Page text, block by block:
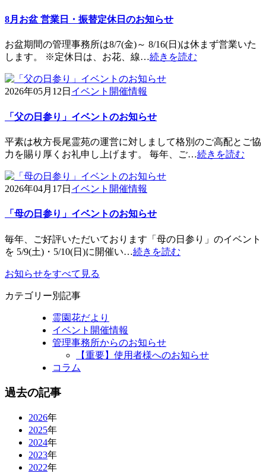
8月お盆 営業日・振替定休日のお知らせ
お盆期間の管理事務所は8/7(金)～ 8/16(日)は休まず営業いた
します。 ※定休日は、お花、線…続きを読む
2026年05月12日 イベント開催情報
「父の日参り」イベントのお知らせ
平素は枚方長尾霊苑の運営に対しまして格別のご高配とご協
力を賜り厚くお礼申し上げます。 毎年、ご…続きを読む
2026年04月17日 イベント開催情報
「母の日参り」イベントのお知らせ
毎年、ご好評いただいております「母の日参り」のイベント
を 5/9(土)・5/10(日)に開催い…続きを読む
お知らせをすべて見る
カテゴリー別記事
霊園花だより
イベント開催情報
管理事務所からのお知らせ
【重要】使用者様へのお知らせ
コラム
過去の記事
2026年
2025年
2024年
2023年
2022年